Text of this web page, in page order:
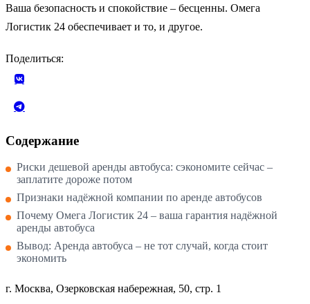
Ваша безопасность и спокойствие – бесценны. Омега
Логистик 24 обеспечивает и то, и другое.
Поделиться:
Содержание
Риски дешевой аренды автобуса: сэкономите сейчас –
заплатите дороже потом
Признаки надёжной компании по аренде автобусов
Почему Омега Логистик 24 – ваша гарантия надёжной
аренды автобуса
Вывод: Аренда автобуса – не тот случай, когда стоит
экономить
г. Москва, Озерковская набережная, 50, стр. 1